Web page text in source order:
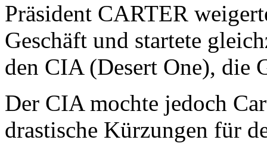
Präsident CARTER
Geschäft und startete
den CIA (Desert One), die
Der CIA mochte jedoch
drastische Kürzungen für